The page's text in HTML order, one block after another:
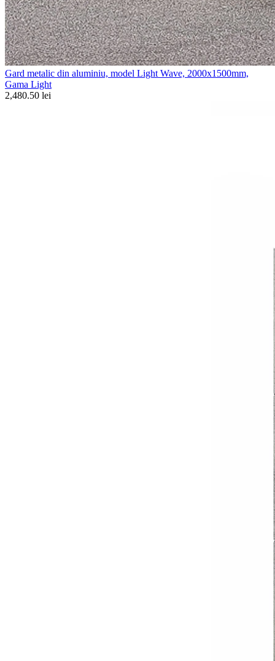
Gard metalic din aluminiu, model Light Wave, 2000x1500mm,
Gama Light
2,480.50 lei